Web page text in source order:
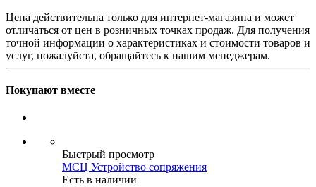
Цена действительна только для интернет-магазина и может
отличаться от цен в розничных точках продаж. Для получения
точной информации о характеристиках и стоимости товаров и
услуг, пожалуйста, обращайтесь к нашим менеджерам.
Покупают вместе
Быстрый просмотр
МСЦ Устройство сопряжения
Есть в наличии